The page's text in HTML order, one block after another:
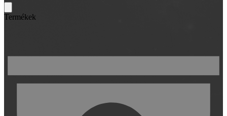
Termékek